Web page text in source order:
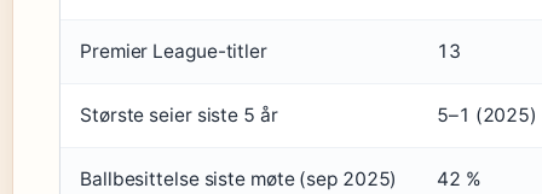
Premier League-titler 13
Største seier siste 5 år 5–1 (2025)
Ballbesittelse siste møte (sep 2025) 42 %